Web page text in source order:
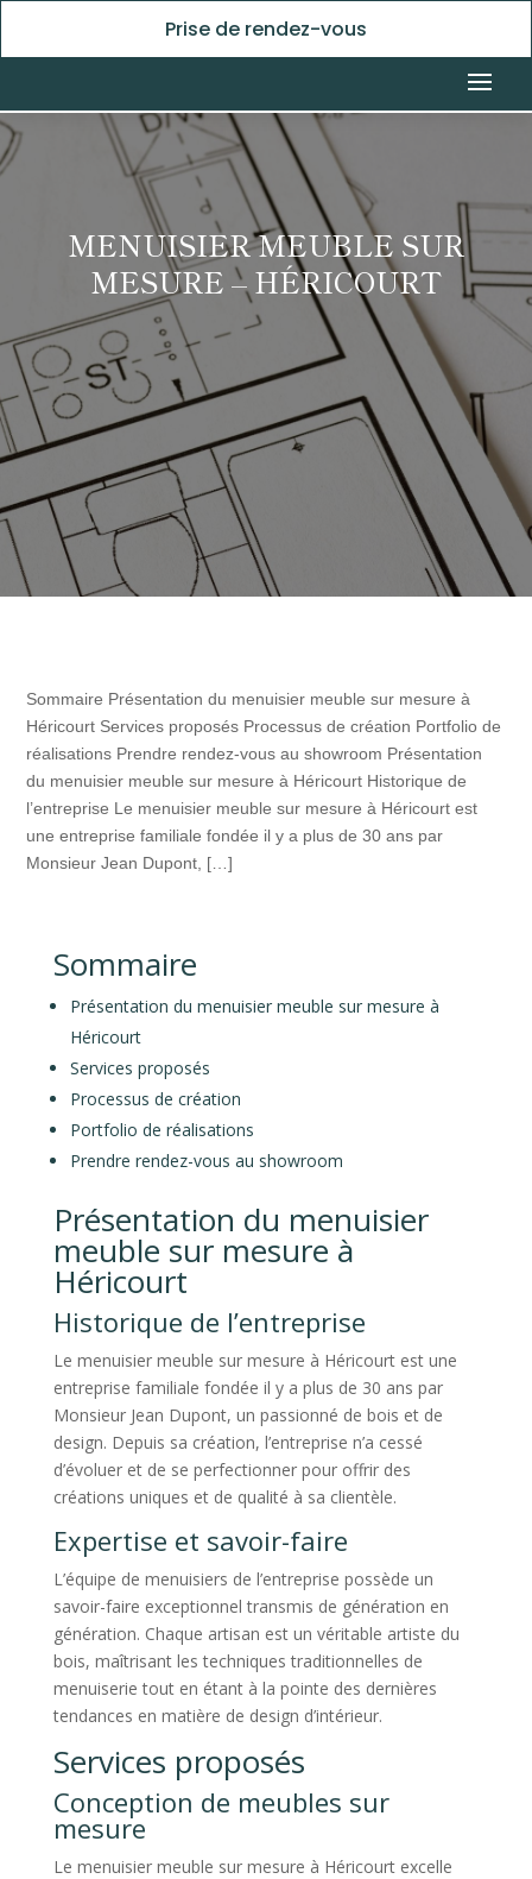
Prise de rendez-vous
MENUISIER MEUBLE SUR
MESURE – HÉRICOURT
Sommaire Présentation du menuisier meuble sur mesure à
Héricourt Services proposés Processus de création Portfolio de
réalisations Prendre rendez-vous au showroom Présentation
du menuisier meuble sur mesure à Héricourt Historique de
l’entreprise Le menuisier meuble sur mesure à Héricourt est
une entreprise familiale fondée il y a plus de 30 ans par
Monsieur Jean Dupont, […]
Sommaire
Présentation du menuisier meuble sur mesure à
Héricourt
Services proposés
Processus de création
Portfolio de réalisations
Prendre rendez-vous au showroom
Présentation du menuisier
meuble sur mesure à
Héricourt
Historique de l’entreprise
Le menuisier meuble sur mesure à Héricourt est une
entreprise familiale fondée il y a plus de 30 ans par
Monsieur Jean Dupont, un passionné de bois et de
design. Depuis sa création, l’entreprise n’a cessé
d’évoluer et de se perfectionner pour offrir des
créations uniques et de qualité à sa clientèle.
Expertise et savoir-faire
L’équipe de menuisiers de l’entreprise possède un
savoir-faire exceptionnel transmis de génération en
génération. Chaque artisan est un véritable artiste du
bois, maîtrisant les techniques traditionnelles de
menuiserie tout en étant à la pointe des dernières
tendances en matière de design d’intérieur.
Services proposés
Conception de meubles sur
mesure
Le menuisier meuble sur mesure à Héricourt excelle